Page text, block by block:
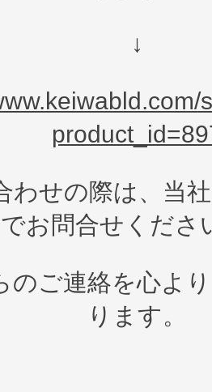
↓
わせの際は、当
お問合せくださ
のご連絡を心よ
ります。